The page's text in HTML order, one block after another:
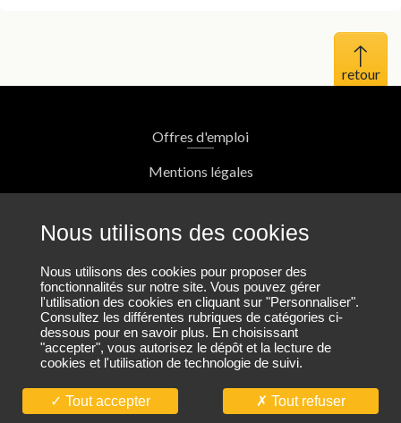
Nous utilisons des cookies
Nous utilisons des cookies pour proposer des
fonctionnalités sur notre site. Vous pouvez gérer
l'utilisation des cookies en cliquant sur "Personnaliser".
Consultez les différentes rubriques de catégories ci-
dessous pour en savoir plus. En choisissant
"accepter", vous autorisez le dépôt et la lecture de
cookies et l'utilisation de technologie de suivi.
Tout accepter Tout refuser
Haut
Offres d'emploi
Mentions légales
Plan du site
Nous contacter
Nous suivre sur LinkedIn